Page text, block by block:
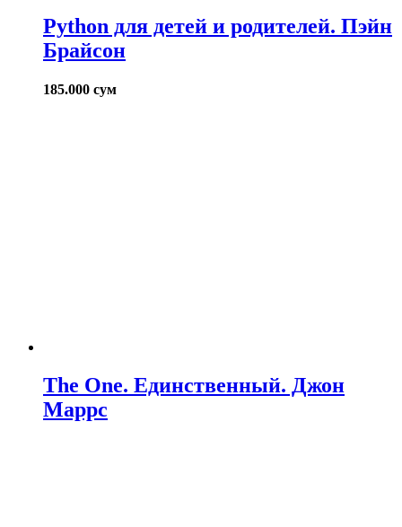
Python для детей и родителей. Пэйн
Брайсон
185.000 сум
The One. Единственный. Джон
Маррс